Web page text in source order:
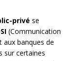
privé se
(Communication
aux banques de
sur certaines